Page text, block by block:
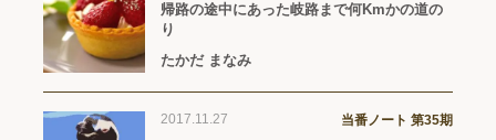
帰路の途中にあった岐路まで何Kmかの道の
り
たかだ まなみ
2017.11.27 当番ノート 第35期